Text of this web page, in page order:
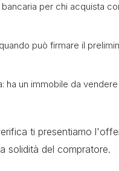
per chi acquista
può firmare il
ha un immobile da
ti presentiamo
solidità del compratore.